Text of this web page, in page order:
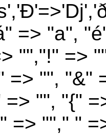
=> "a",
"","!" =>
=> "", "&"
=> "", "{"
=> ""," "